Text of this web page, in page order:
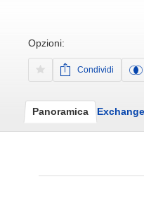
Opzioni:
Condividi
Panoramica Exchange